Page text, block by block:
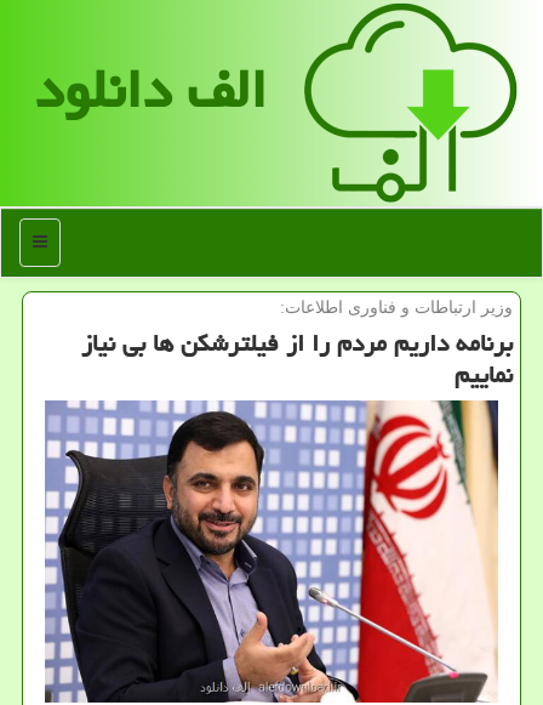
الف دانلود
منو
وزیر ارتباطات و فناوری اطلاعات:
برنامه داریم مردم را از فیلترشکن ها بی نیاز
نماییم